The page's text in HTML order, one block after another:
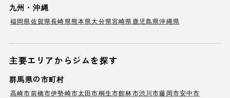
九州・沖縄
福岡県佐賀県長崎県熊本県大分県宮崎県 鹿児島県沖縄県
主要エリアからジムを探す
群馬県の市町村
高崎市前橋市伊勢崎市太田市桐生市館林市渋川市藤岡市安中市